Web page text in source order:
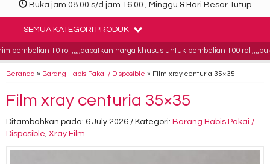
Buka jam 08.00 s/d jam 16.00 , Minggu & Hari Besar Tutup
SEMUA KATEGORI PRODUK
10 roll,,,,,dapatkan harga khusus untuk pembelian 100
Beranda » Barang Habis Pakai / Disposible » Film xray centuria 35×35
Film xray centuria 35×35
Ditambahkan pada: 6 July 2026 / Kategori: Barang Habis Pakai /
Disposible, Xray Film